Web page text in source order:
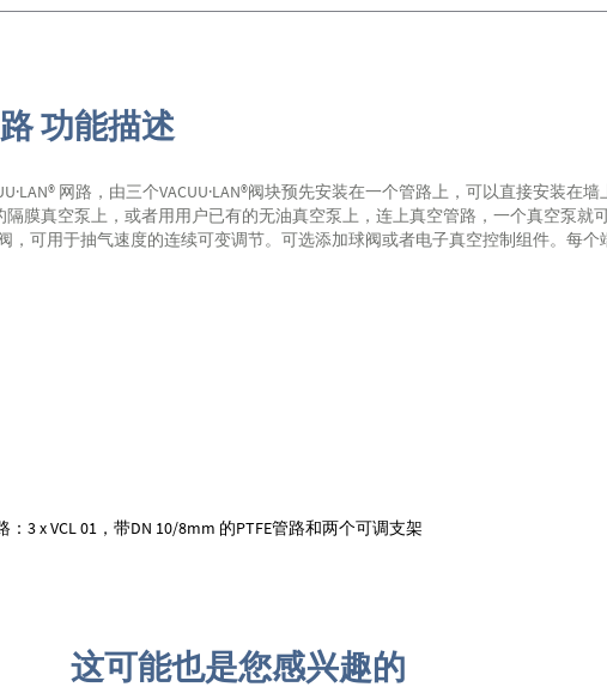
功能描述
网路，由三个VACUU·LAN®阀块预先安装在一个管路上，可以直接安装在
隔膜真空泵上，或者用用户已有的无油真空泵上，连上真空管路，一个真空泵就
，可用于抽气速度的连续可变调节。可选添加球阀或者电子真空控制组件。每
：3 x VCL 01，带DN 10/8mm 的PTFE管路和两个可调支架
这可能也是您感兴趣的